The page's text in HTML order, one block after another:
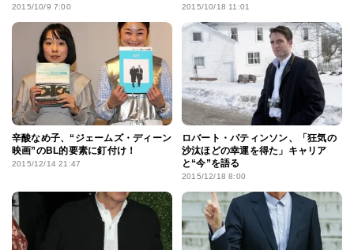
2015/10/9 7:00 2015/10/18 11:01
辛酸なめ子、“ジェームズ・ディーン
映画”のBL的要素に釘付け！
2015/12/14 21:47
ロバート・パティンソン、「狂気の
沙汰ほどの幸運を得た」キャリア
と“今”を語る
2015/12/18 8:00